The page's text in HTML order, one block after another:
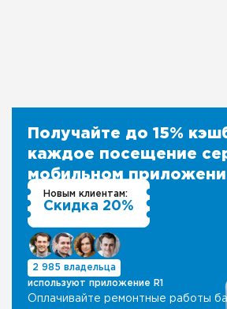
Получайте до 15% кэшбека за
каждое посещение
мобильном
Оплачивайте ремонтные работы
Новым клиентам:
Скидка 20%
2 985 владельца
используют приложение R1